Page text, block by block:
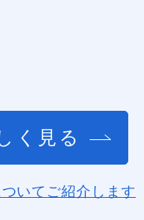
く見る
ついてご紹介します